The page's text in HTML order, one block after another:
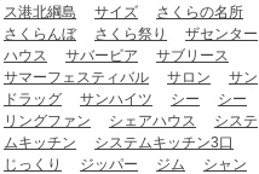
ス港北綱島
サイズ
さくらの名所
さくらんぼ
さくら祭り
ザセンター
ハウス
サバービア
サブリース
サマーフェスティバル
サロン
サン
ドラッグ
サンハイツ シー
シー
リングファン
シェアハウス
システ
ムキッチン
システムキッチン3口
じっくり
ジッパー ジム
シャン